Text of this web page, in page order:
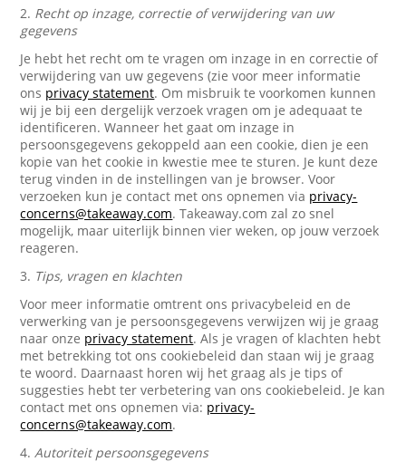
2. Recht op inzage, correctie of verwijdering van uw
gegevens
Je hebt het recht om te vragen om inzage in en correctie of
verwijdering van uw gegevens (zie voor meer informatie
ons privacy statement. Om misbruik te voorkomen kunnen
wij je bij een dergelijk verzoek vragen om je adequaat te
identificeren. Wanneer het gaat om inzage in
persoonsgegevens gekoppeld aan een cookie, dien je een
kopie van het cookie in kwestie mee te sturen. Je kunt deze
terug vinden in de instellingen van je browser. Voor
verzoeken kun je contact met ons opnemen via privacy-
concerns@takeaway.com. Takeaway.com zal zo snel
mogelijk, maar uiterlijk binnen vier weken, op jouw verzoek
reageren.
3. Tips, vragen en klachten
Voor meer informatie omtrent ons privacybeleid en de
verwerking van je persoonsgegevens verwijzen wij je graag
naar onze privacy statement. Als je vragen of klachten hebt
met betrekking tot ons cookiebeleid dan staan wij je graag
te woord. Daarnaast horen wij het graag als je tips of
suggesties hebt ter verbetering van ons cookiebeleid. Je kan
contact met ons opnemen via: privacy-
concerns@takeaway.com.
4.Autoriteit persoonsgegevens